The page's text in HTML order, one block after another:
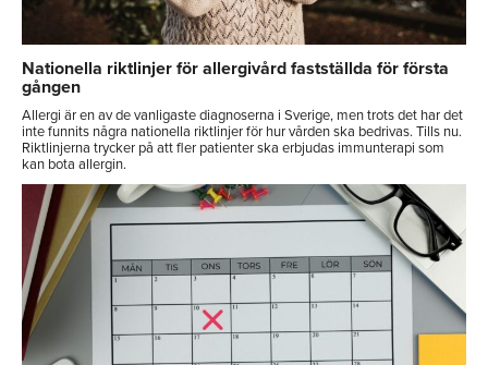
Nationella riktlinjer för allergivård fastställda för första
gången
Allergi är en av de vanligaste diagnoserna i Sverige, men trots det har det
inte funnits några nationella riktlinjer för hur vården ska bedrivas. Tills nu.
Riktlinjerna trycker på att fler patienter ska erbjudas immunterapi som
kan bota allergin.